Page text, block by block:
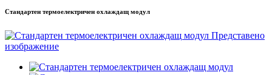
Стандартен термоелектричен охлаждащ модул